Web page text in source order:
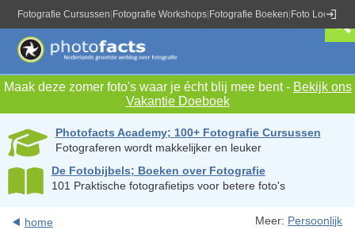
Fotografie Cursussen Fotografie Workshops Fotografie Boeken Foto Locaties
Maak deze zomer foto's waar je écht blij mee bent - Bekijk ons
Vakantie Doeboek
Photofacts Academy; 100+ Fotografie Cursussen
Fotograferen wordt makkelijker en leuker
De Fotobijbels; Boeken over Fotografie
101 Praktische fotografietips voor betere foto's
home Meer: Persoonlijk